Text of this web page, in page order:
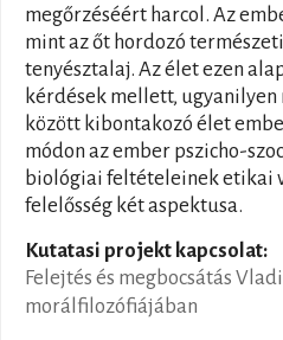
megőrzéséért harcol. Az
mint az őt hordozó
tenyésztalaj. Az élet ezen
kérdések mellett,
között kibontakozó élet
módon az ember pszicho-
biológiai feltételeinek etikai
felelősség két aspektusa.
Kutatasi projekt kapcsolat:
Felejtés és megbocsátás
morálfilozófiájában